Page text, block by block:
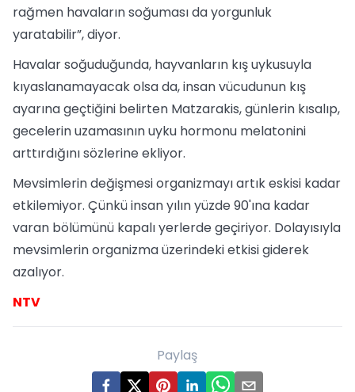
rağmen havaların soğuması da yorgunluk
yaratabilir”, diyor.
Havalar soğuduğunda, hayvanların kış uykusuyla
kıyaslanamayacak olsa da, insan vücudunun kış
ayarına geçtiğini belirten Matzarakis, günlerin kısalıp,
gecelerin uzamasının uyku hormonu melatonini
arttırdığını sözlerine ekliyor.
Mevsimlerin değişmesi organizmayı artık eskisi kadar
etkilemiyor. Çünkü insan yılın yüzde 90'ına kadar
varan bölümünü kapalı yerlerde geçiriyor. Dolayısıyla
mevsimlerin organizma üzerindeki etkisi giderek
azalıyor.
NTV
Paylaş